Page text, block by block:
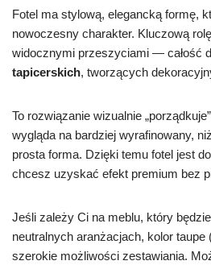
Fotel ma stylową, elegancką formę,
nowoczesny charakter. Kluczową
widocznymi przeszyciami — całość
tapicerskich, tworzących
To rozwiązanie wizualnie
wygląda na bardziej wyrafinowany,
prosta forma. Dzięki temu fotel jest
chcesz uzyskać efekt premium bez
Jeśli zależy Ci na meblu, który
neutralnych aranżacjach, kolor
szerokie możliwości zestawiania.